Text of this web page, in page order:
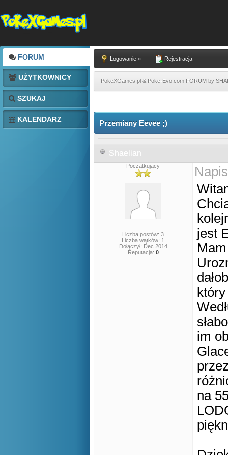
FORUM
UŻYTKOWNICY
SZUKAJ
KALENDARZ
Logowanie » Rejestracja
PokeXGames.pl & Poke-Evo.com FORUM by
Przemiany Eevee ;)
Shaelian
Początkujący
Liczba postów: 3
Liczba wątków: 1
Dołączył: Dec 2014
Reputacja: 0
jest
im
na